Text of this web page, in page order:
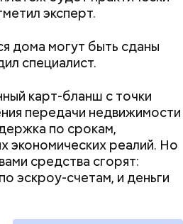
эксперт.
дома могут быть сданы
специалист.
карт-бланш с точки
передачи недвижимости
по срокам,
экономических реалий. Но
средства сгорят:
эскроу-счетам, и деньги
как они могут
ногах. Каждые два часа
выезда до выезда — на
— говорит он.
С 1 сентября российские
школьники будут учиться по
новой программе: что
изменится